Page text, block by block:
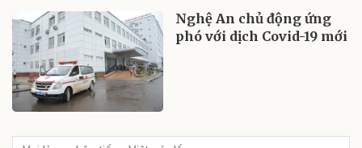
Nghệ An chủ động ứng
phó với dịch Covid-19 mới